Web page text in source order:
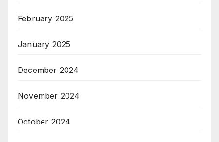
February 2025
January 2025
December 2024
November 2024
October 2024